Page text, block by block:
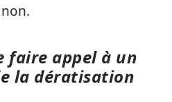
faire appel à un
la dératisation